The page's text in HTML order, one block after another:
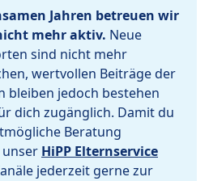
Jahren betreuen wir
mehr aktiv. Neue
sind nicht mehr
wertvollen Beiträge der
bleiben jedoch bestehen
dich zugänglich. Damit du
Beratung
HiPP Elternservice
jederzeit gerne zur